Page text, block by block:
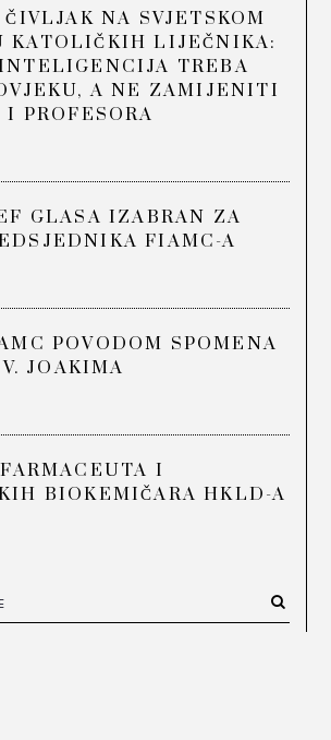
ČIVLJAK NA SVJETSKOM
KATOLIČKIH LIJEČNIKA:
TREBA
A NE ZAMIJENITI
PROFESORA
GLASA IZABRAN ZA
FIAMC-A
POVODOM SPOMENA
JOAKIMA
I
BIOKEMIČARA HKLD-A